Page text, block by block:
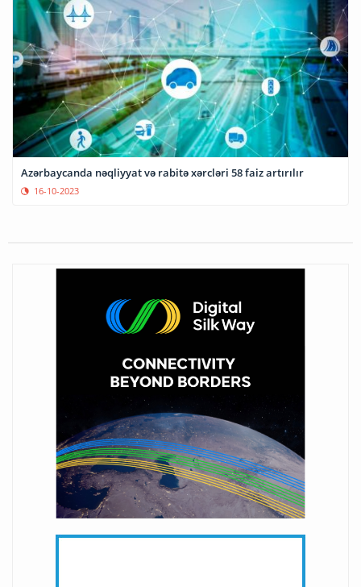
Azərbaycanda nəqliyyat və rabitə xərcləri 58 faiz artırılır
16-10-2023